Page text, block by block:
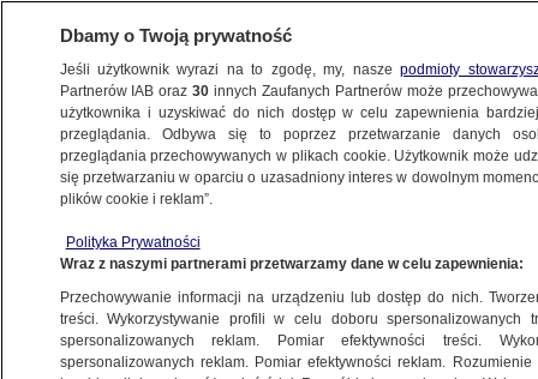
ŚWIAT
konstruktywne"
27.09.2013, 15:35Aktualizacja: 27.09.2013, 15:44
Udostępnij
Dbamy o Twoją prywatność
Jeśli użytkownik wyrazi na to zgodę, my, naszepodmioty
Partnerów IAB oraz30 innych Zaufanych Partnerów może
użytkownika i uzyskiwać do nich dostęp w celu zapewnienia
przeglądania. Odbywa się to poprzez przetwarzanie danych
przeglądania przechowywanych w plikach cookie. Użytkownik może
się przetwarzaniu w oparciu o uzasadniony interes w dowolnym
plików cookie i reklam”.
Polityka Prywatności
Wraz z naszymi partnerami przetwarzamy dane w celu zapewnienia:
Przechowywanie informacji na urządzeniu lub dostęp do nich.
treści. Wykorzystywanie profili w celu doboru spersonalizowanych
spersonalizowanych reklam. Pomiar efektywności treści.
spersonalizowanych reklam. Pomiar efektywności reklam.